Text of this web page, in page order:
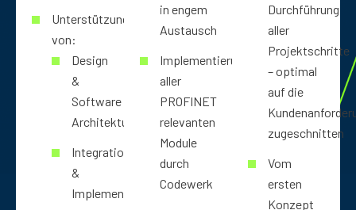
Unterstützung
von:
Design
&
Software
Architektur
Integration
&
Implementierung
in engem
Austausch
Implementierung
aller
PROFINET
relevanten
Module
durch
Codewerk
Durchführung
aller
Projektschritte
– optimal
auf die
zugeschnitten
Vom
ersten
Konzept